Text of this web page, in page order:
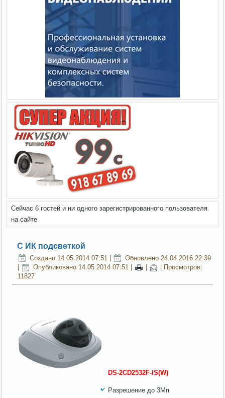
Сейчас 6 гостей и ни одного зарегистрированного пользователя
на сайте
С ИК подсветкой
Создано 14.05.2014 07:51
Обновлено 24.04.2016 22:39
Опубликовано 14.05.2014 07:51
| Просмотров:
11827
DS-2CD2532F-IS(W)
Разрешение до 3Мп